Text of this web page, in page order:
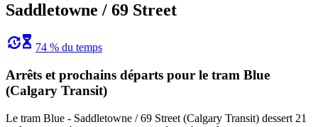
Saddletowne / 69 Street
74 % du temps
Arrêts et prochains départs pour le tram Blue
(Calgary Transit)
Le tram Blue - Saddletowne / 69 Street (Calgary Transit) dessert 21